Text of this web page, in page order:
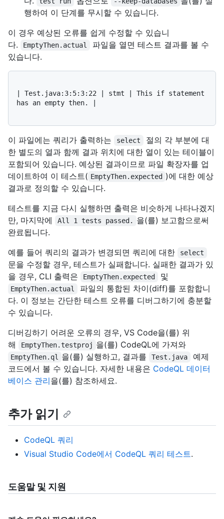
행하여 이 단계를 무시할 수 있습니다.
이 경우 예상된 오류를 쉽게 수정할 수 있습니
다.
EmptyThen.actual
파일을 열면 테스트 결과를 볼 수
있습니다.
| Test.java:3:5:3:22 | stmt | This if statement
has an empty then. |
이 파일에는 쿼리가 출력하는 select
절의 각 부분에 대
한 별도의 열과 함께 결과 위치에 대한 열이 있는 테이블이
포함되어 있습니다. 예상된 결과이므로 파일 확장자를 업
데이트하여 이 테스트( EmptyThen.expected )에 대한 예상
결과로 정의할 수 있습니다.
테스트를 지금 다시 실행하면 출력은 비슷하게 나타나겠지
만, 마지막에
All 1 tests passed.
을(를) 보고함으로써
완료됩니다.
예를 들어 쿼리의 결과가 변경되면 쿼리에 대한
select
문을 수정할 경우, 테스트가 실패합니다. 실패한 결과가 있
을 경우, CLI 출력은
EmptyThen.expected 및
EmptyThen.actual
파일의 통합된 차이(diff)를 포함합니
다. 이 정보는 간단한 테스트 오류를 디버그하기에 충분할
수 있습니다.
디버깅하기 어려운 오류의 경우, VS Code을(를) 위
해
EmptyThen.testproj 을(를) CodeQL에 가져와
EmptyThen.ql 을(를) 실행하고, 결과를 Test.java
예제
코드에서 볼 수 있습니다. 자세한 내용은 CodeQL 데이터
베이스 관리을(를) 참조하세요.
추가 읽기
CodeQL 쿼리
Visual Studio Code에서 CodeQL 쿼리 테스트.
도움말 및 지원